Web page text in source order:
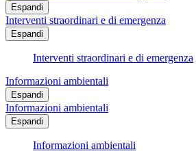
Espandi
Interventi straordinari e di emergenza
Espandi
Interventi straordinari e di emergenza
Informazioni ambientali
Espandi
Informazioni ambientali
Espandi
Informazioni ambientali